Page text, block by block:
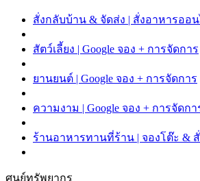
สั่งกลับบ้าน & จัดส่ง | สั่งอาหารออน
สัตว์เลี้ยง | Google จอง + การจัดการ
ยานยนต์ | Google จอง + การจัดการ
ความงาม | Google จอง + การจัดกา
ร้านอาหารทานที่ร้าน | จองโต๊ะ & สั่
ศูนย์ทรัพยากร